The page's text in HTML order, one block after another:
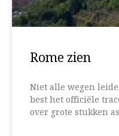
Rome zien
Niet alle wegen
best het officiële
over grote stukken